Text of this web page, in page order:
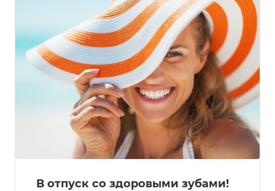
В отпуск со здоровыми зубами!